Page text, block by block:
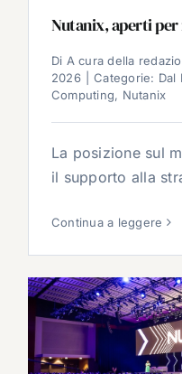
Nutanix, aperti
Di A cura della
2026
Categorie: Dal
Computing, Nutanix
La posizione sul
il supporto alla
Continua a leggere